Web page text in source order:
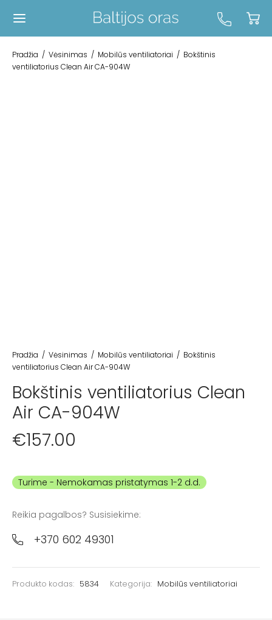
Pradžia / Vėsinimas / Mobilūs ventiliatoriai / Bokštinis
ventiliatorius Clean Air CA-904W
Pradžia / Vėsinimas / Mobilūs ventiliatoriai / Bokštinis
ventiliatorius Clean Air CA-904W
Bokštinis ventiliatorius Clean
Air CA-904W
€157.00
Turime
Reikia pagalbos? Susisiekime:
+370 602 49301
Produkto kodas: 5834 Kategorija: Mobilūs ventiliatoriai